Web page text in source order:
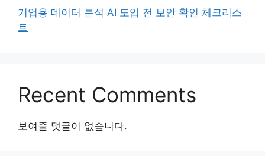
기업용 데이터 분석 AI 도입 전 보안 확인 체크리스
트
Recent Comments
보여줄 댓글이 없습니다.